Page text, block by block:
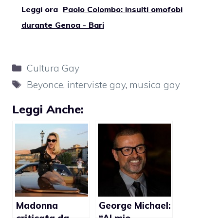
Leggi ora Paolo Colombo: insulti omofobi
durante Genoa - Bari
Categorie
Cultura Gay
Tag
Beyonce, interviste gay, musica gay
Leggi Anche:
Madonna
George Michael: